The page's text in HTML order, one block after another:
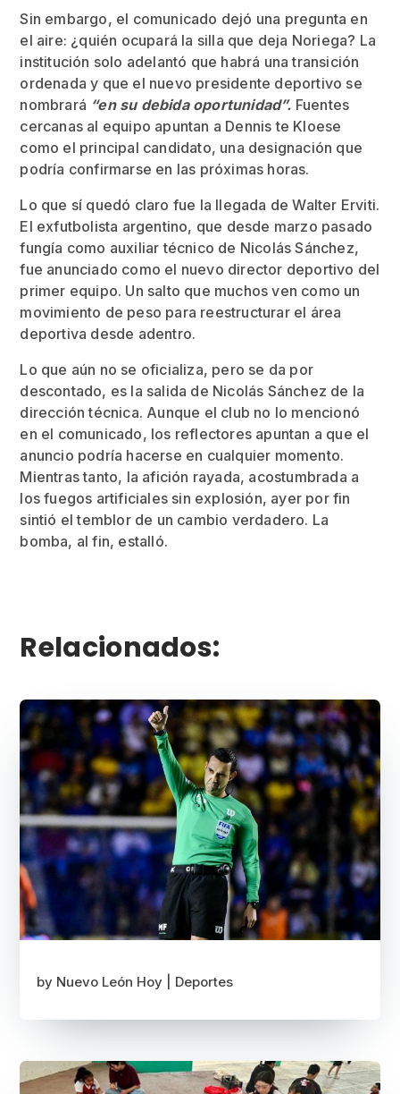
Sin embargo, el comunicado dejó una pregunta en
el aire: ¿quién ocupará la silla que deja Noriega? La
institución solo adelantó que habrá una transición
ordenada y que el nuevo presidente deportivo se
nombrará “en su debida oportunidad”. Fuentes
cercanas al equipo apuntan a Dennis te Kloese
como el principal candidato, una designación que
podría confirmarse en las próximas horas.
Lo que sí quedó claro fue la llegada de Walter Erviti.
El exfutbolista argentino, que desde marzo pasado
fungía como auxiliar técnico de Nicolás Sánchez,
fue anunciado como el nuevo director deportivo del
primer equipo. Un salto que muchos ven como un
movimiento de peso para reestructurar el área
deportiva desde adentro.
Lo que aún no se oficializa, pero se da por
descontado, es la salida de Nicolás Sánchez de la
dirección técnica. Aunque el club no lo mencionó
en el comunicado, los reflectores apuntan a que el
anuncio podría hacerse en cualquier momento.
Mientras tanto, la afición rayada, acostumbrada a
los fuegos artificiales sin explosión, ayer por fin
sintió el temblor de un cambio verdadero. La
bomba, al fin, estalló.
Relacionados:
by Nuevo León Hoy Deportes